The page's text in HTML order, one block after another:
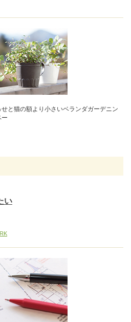
と猫の額より小さいベランダガーデニン
ー
い